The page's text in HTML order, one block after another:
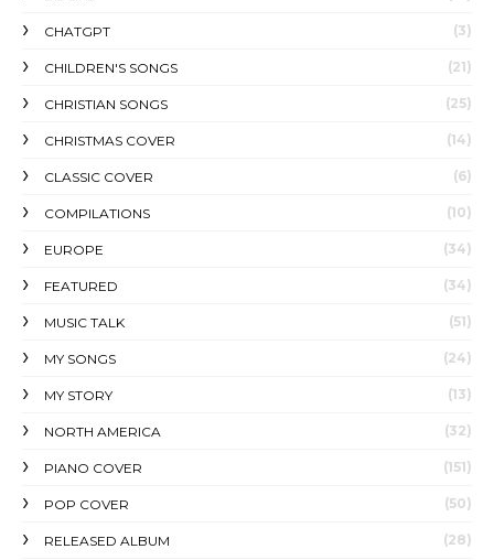
CHATGPT (3)
CHILDREN'S SONGS (21)
CHRISTIAN SONGS (25)
CHRISTMAS COVER (14)
CLASSIC COVER (6)
COMPILATIONS (10)
EUROPE (34)
FEATURED (34)
MUSIC TALK (51)
MY SONGS (24)
MY STORY (13)
NORTH AMERICA (32)
PIANO COVER (151)
POP COVER (50)
RELEASED ALBUM (28)